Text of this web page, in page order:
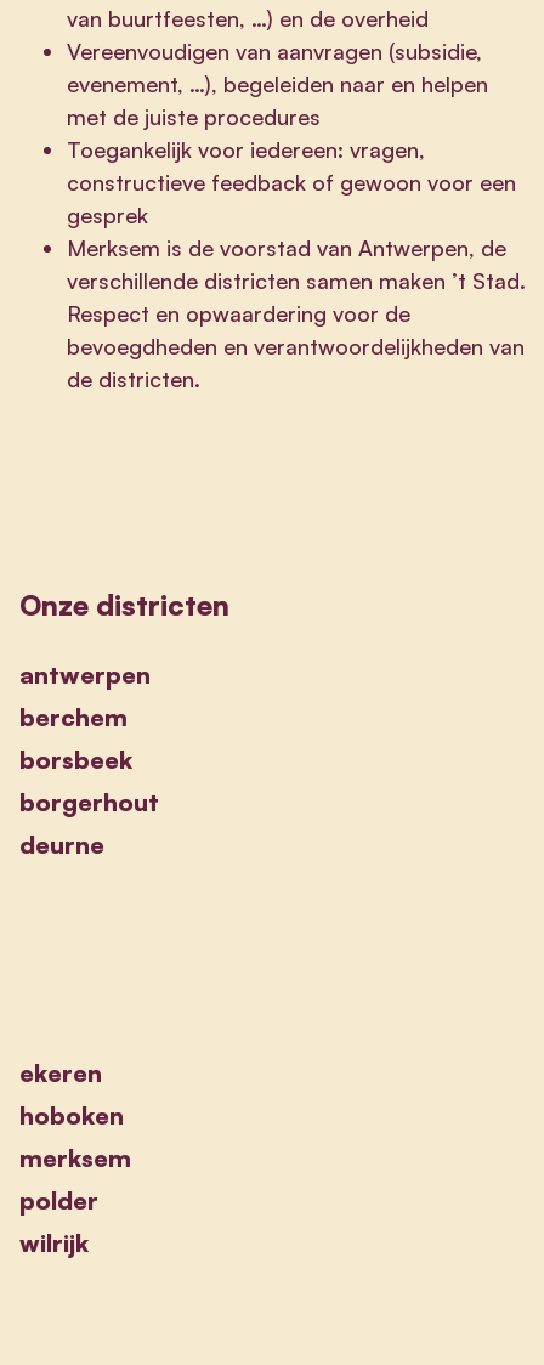
van buurtfeesten, …) en de overheid
Vereenvoudigen van aanvragen (subsidie,
evenement, …), begeleiden naar en helpen
met de juiste procedures
Toegankelijk voor iedereen: vragen,
constructieve feedback of gewoon voor een
gesprek
Merksem is de voorstad van Antwerpen, de
verschillende districten samen maken ’t Stad.
Respect en opwaardering voor de
bevoegdheden en verantwoordelijkheden van
de districten.
Onze districten
antwerpen
berchem
borsbeek
borgerhout
deurne
ekeren
hoboken
merksem
polder
wilrijk